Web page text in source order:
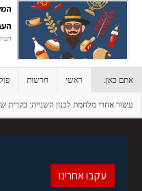
אתם כאן: ראשי חדשות
עשור אחרי מלחמת לבנון השנייה: בקרית
עקבו אחרינו